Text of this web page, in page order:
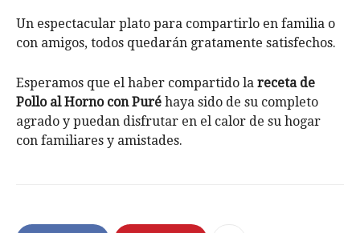
Un espectacular plato para compartirlo en familia o
con amigos, todos quedarán gratamente satisfechos.
Esperamos que el haber compartido la receta de
Pollo al Horno con Puré haya sido de su completo
agrado y puedan disfrutar en el calor de su hogar
con familiares y amistades.